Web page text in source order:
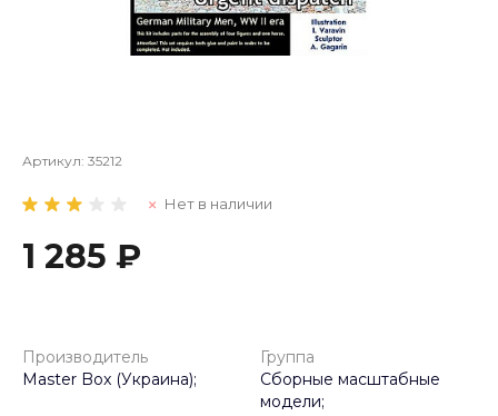
Артикул: 35212
Нет в наличии
1 285 ₽
Производитель
Master Box (Украина);
Группа
Сборные масштабные
модели;